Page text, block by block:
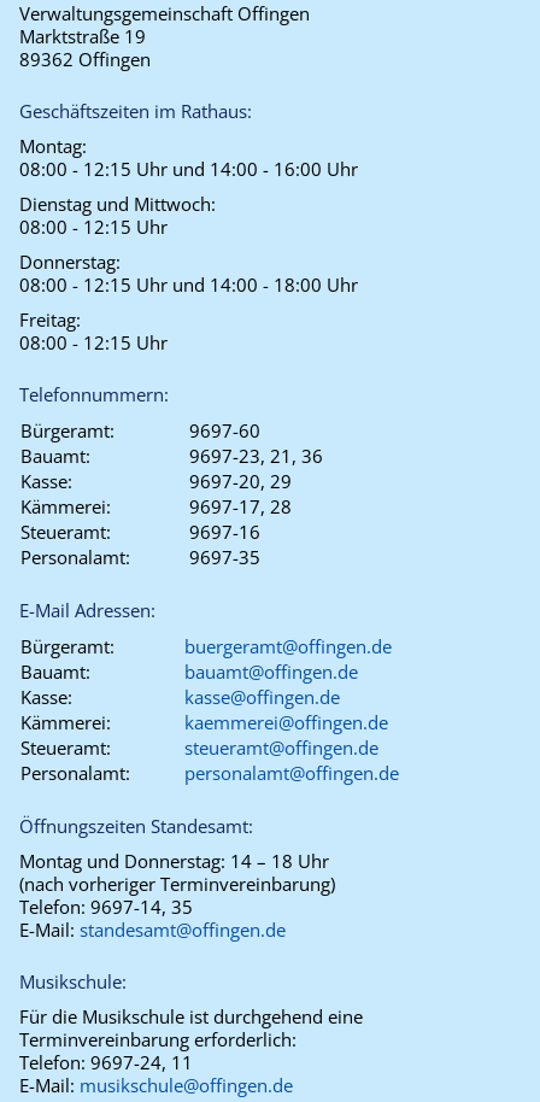
Verwaltungsgemeinschaft Offingen
Marktstraße 19
89362 Offingen
Geschäftszeiten im Rathaus:
Montag:
08:00 - 12:15 Uhr und 14:00 - 16:00 Uhr
Dienstag und Mittwoch:
08:00 - 12:15 Uhr
Donnerstag:
08:00 - 12:15 Uhr und 14:00 - 18:00 Uhr
Freitag:
08:00 - 12:15 Uhr
Telefonnummern:
Bürgeramt:
9697-60
Bauamt:
9697-23, 21, 36
Kasse:
9697-20, 29
Kämmerei:
9697-17, 28
Steueramt:
9697-16
Personalamt:
9697-35
E-Mail Adressen:
Bürgeramt:
buergeramt@offingen.de
Bauamt:
bauamt@offingen.de
Kasse:
kasse@offingen.de
Kämmerei:
kaemmerei@offingen.de
Steueramt:
steueramt@offingen.de
Personalamt:
personalamt@offingen.de
Öffnungszeiten Standesamt:
Montag und Donnerstag: 14 – 18 Uhr
(nach vorheriger Terminvereinbarung)
Telefon: 9697-14, 35
E-Mail: standesamt@offingen.de
Musikschule:
Für die Musikschule ist durchgehend eine
Terminvereinbarung erforderlich:
Telefon: 9697-24, 11
E-Mail: musikschule@offingen.de